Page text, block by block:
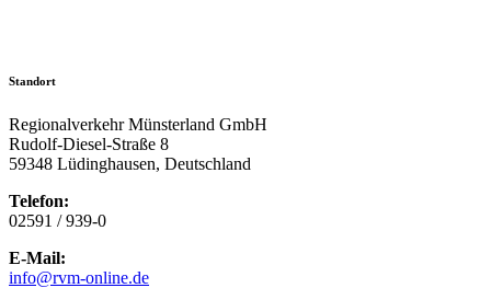
Standort
Regionalverkehr Münsterland GmbH
Rudolf-Diesel-Straße 8
59348 Lüdinghausen, Deutschland
Telefon:
02591 / 939-0
E-Mail:
info@rvm-online.de